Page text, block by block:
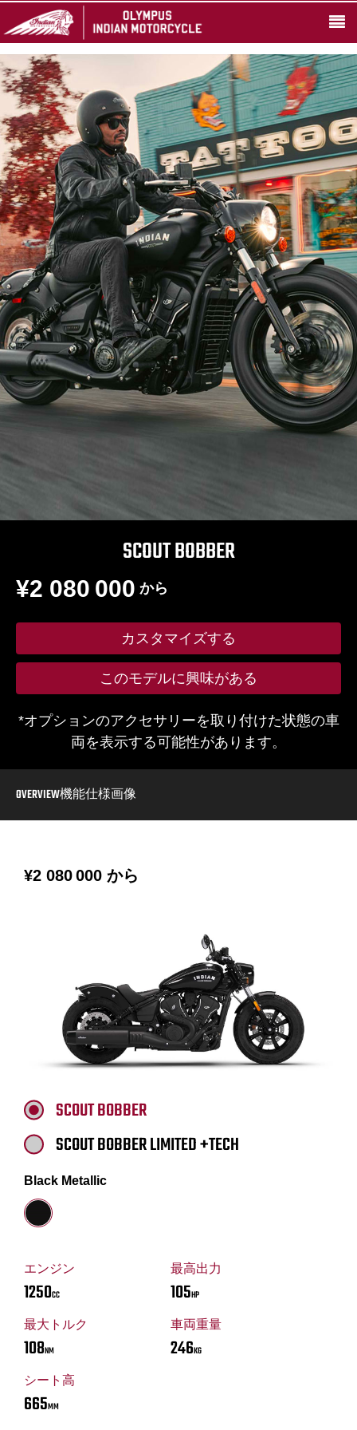
SCOUT BOBBER
から
¥2 080 000
カスタマイズする
このモデルに興味がある
*オプションのアクセサリーを取り付けた状態の車
両を表示する可能性があります。
OVERVIEW機能仕様画像
から
¥2 080 000
エンジン
1250CC
最高出力
105HP
最大トルク
108NM
車両重量
246KG
シート高
665MM
SCOUT BOBBER
SCOUT BOBBER LIMITED +TECH
Black Metallic